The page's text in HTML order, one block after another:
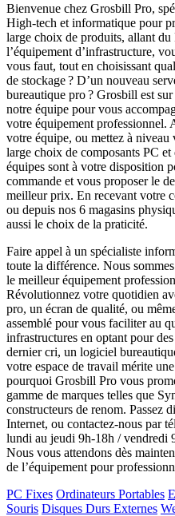
Bienvenue chez Grosbill Pro,
High-tech et informatique pour
large choix de produits, allant du
l’équipement d’infrastructure,
vous faut, tout en choisissant
de stockage ? D’un nouveau
bureautique pro ? Grosbill est
notre équipe pour vous
votre équipement professionnel.
votre équipe, ou mettez à
large choix de composants PC
équipes sont à votre disposition
commande et vous proposer le
meilleur prix. En recevant votre
ou depuis nos 6 magasins
aussi le choix de la praticité.
Faire appel à un spécialiste
toute la différence. Nous
le meilleur équipement
Révolutionnez votre quotidien
pro, un écran de qualité, ou
assemblé pour vous faciliter au
infrastructures en optant pour
dernier cri, un logiciel
votre espace de travail mérite
pourquoi Grosbill Pro vous
gamme de marques telles que
constructeurs de renom. Passez
Internet, ou contactez-nous par
lundi au jeudi 9h-18h / vendredi
Nous vous attendons dès
de l’équipement pour
PC Fixes Ordinateurs Portables
Souris Disques Durs Externes